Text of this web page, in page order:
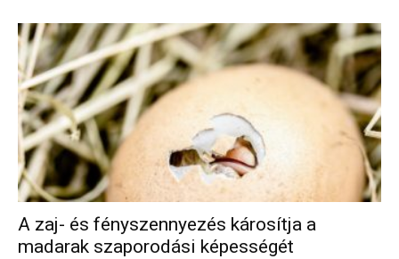
A zaj- és fényszennyezés károsítja a
madarak szaporodási képességét